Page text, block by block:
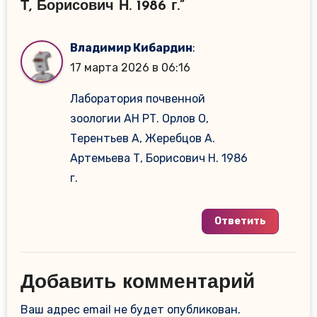
Т, Борисович Н. 1986 г.”
Владимир Кибардин:
17 марта 2026 в 06:16
Лаборатория почвенной
зоологии АН РТ. Орлов О,
Терентьев А, Жеребцов А.
Артемьева Т, Борисович Н. 1986
г.
Ответить
Добавить комментарий
Ваш адрес email не будет опубликован.